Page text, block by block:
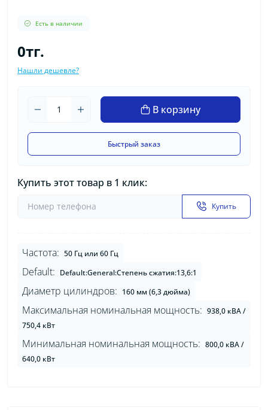
Есть в наличии
0тг.
Нашли дешевле?
В корзину
Быстрый заказ
Купить этот товар в 1 клик:
Купить
Частота: 50 Гц или 60 Гц
Default: Default:General:Степень сжатия:13,6:1
Диаметр цилиндров: 160 мм (6,3 дюйма)
Максимальная номинальная мощность: 938,0 кВА /
750,4 кВт
Минимальная номинальная мощность: 800,0 кВА /
640,0 кВт